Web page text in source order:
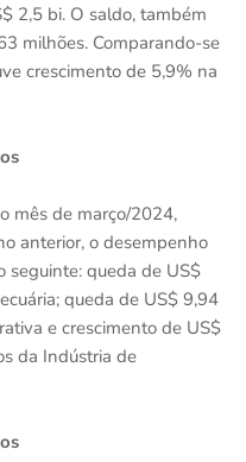
2,5 bi. O saldo, também
milhões. Comparando-se
crescimento de 5,9% na
mês de março/2024,
anterior, o desempenho
seguinte: queda de US$
queda de US$ 9,94
e crescimento de US$
da Indústria de